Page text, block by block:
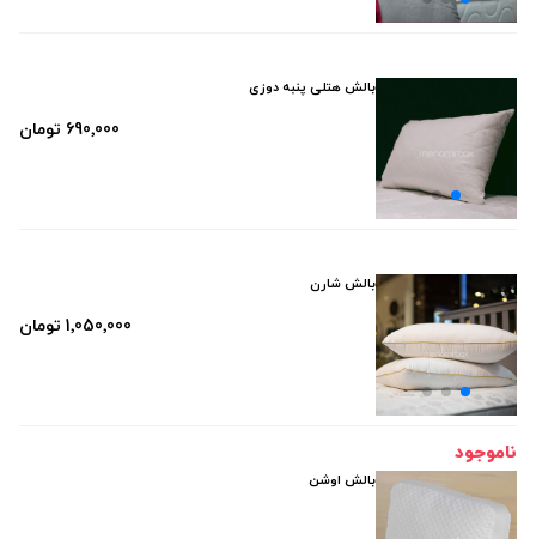
بالش هتلی پنبه دوزی
690٬000 تومان
بالش شارن
1٬050٬000 تومان
ناموجود
بالش اوشن